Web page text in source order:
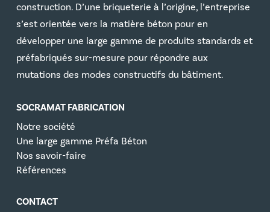
construction. D’une briqueterie à l’origine, l’entreprise
s’est orientée vers la matière béton pour en
développer une large gamme de produits standards et
préfabriqués sur-mesure pour répondre aux
mutations des modes constructifs du bâtiment.
SOCRAMAT FABRICATION
Notre société
Une large gamme Préfa Béton
Nos savoir-faire
Références
CONTACT